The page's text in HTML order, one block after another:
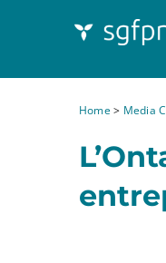
Home> Media